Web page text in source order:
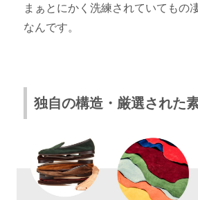
まぁとにかく洗練されていてもの
なんです。
独自の構造・厳選された